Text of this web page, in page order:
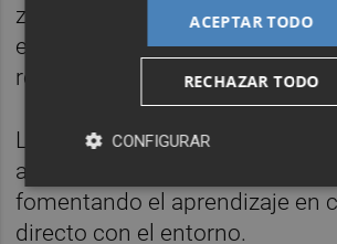
zona. Durante el recorrido se
el paisaje de la huerta,
red de acequias, caminos y
Las rutas, están diseñadas para
accesibles, participativas y
fomentando el aprendizaje en
directo con el entorno.
ACEPTAR TODO
RECHAZAR TODO
CONFIGURAR